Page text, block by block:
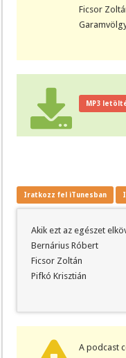
Ficsor
MP3
Iratkozz fel iTunesban
Akik ezt az egészet
Bernárius Róbert
Ficsor Zoltán
Pifkó Krisztián
A podcast